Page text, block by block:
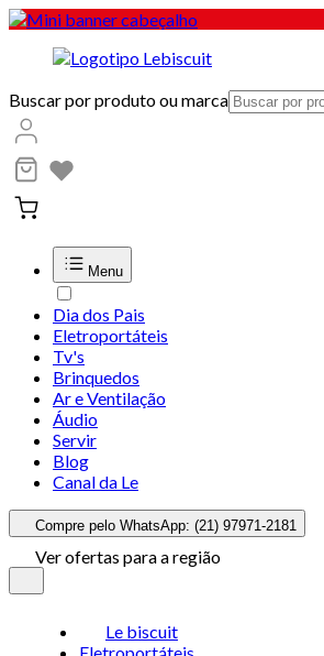
Buscar por produto ou marca
Menu
Dia dos Pais
Eletroportáteis
Tv's
Brinquedos
Ar e Ventilação
Áudio
Servir
Blog
Canal da Le
Compre pelo WhatsApp: (21) 97971-2181
Ver ofertas para a região
Le biscuit